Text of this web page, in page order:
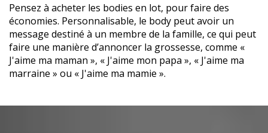
Pensez à acheter les bodies en lot, pour faire des
économies. Personnalisable, le body peut avoir un
message destiné à un membre de la famille, ce qui peut
faire une manière d’annoncer la grossesse, comme «
J'aime ma maman », « J'aime mon papa », « J'aime ma
marraine » ou « J'aime ma mamie ».